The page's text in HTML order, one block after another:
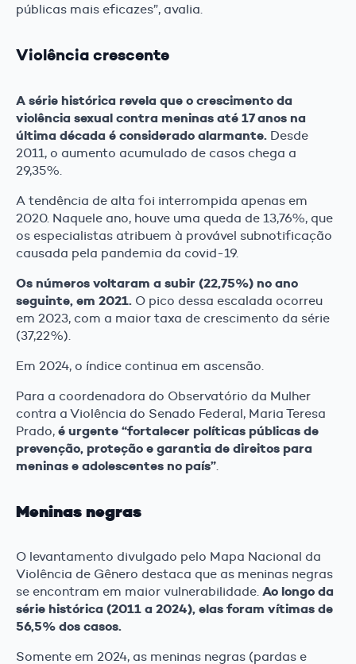
públicas mais eficazes”, avalia.
Violência crescente
A série histórica revela que o crescimento da
violência sexual contra meninas até 17 anos na
última década é considerado alarmante. Desde
2011, o aumento acumulado de casos chega a
29,35%.
A tendência de alta foi interrompida apenas em
2020. Naquele ano, houve uma queda de 13,76%, que
os especialistas atribuem à provável subnotificação
causada pela pandemia da covid-19.
Os números voltaram a subir (22,75%) no ano
seguinte, em 2021. O pico dessa escalada ocorreu
em 2023, com a maior taxa de crescimento da série
(37,22%).
Em 2024, o índice continua em ascensão.
Para a coordenadora do Observatório da Mulher
contra a Violência do Senado Federal, Maria Teresa
Prado, é urgente “fortalecer políticas públicas de
prevenção, proteção e garantia de direitos para
meninas e adolescentes no país”
Meninas negras
O levantamento divulgado pelo Mapa Nacional da
Violência de Gênero destaca que as meninas negras
se encontram em maior vulnerabilidade. Ao longo da
série histórica (2011 a 2024), elas foram vítimas de
56,5% dos casos.
Somente em 2024, as meninas negras (pardas e